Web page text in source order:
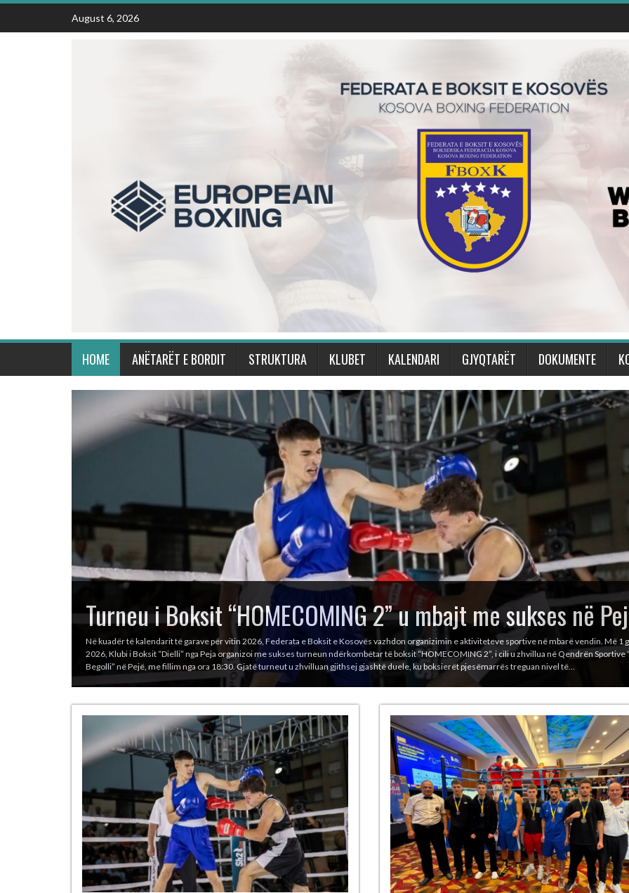
Skip
content
August 6, 2026
HOME ANËTARËT E BORDIT STRUKTURA KLUBET KALENDARI GJYQTARËT DOKUMENTE
Kosova shkëlqen në Turneun Ndërkombëtar të Boksit
“Mustafa Hajrulahović – Talijan” me gjashtë medalje
Kombëtarja e Kosovës në boks ka arritur një sukses të madh në turneun prestigjioz ndërkombëtar “Mustafa Hajrulahović – Talijan”, i cili u mbajt
korriku deri më 1 gusht 2026 në Sarajevë, Bosnje dhe Hercegovinë. Boksierët kosovarë e përfunduan turneun me gjithsej 6 medalje: 1 medalje
Taulant Jakupi (85 kg) 1 medalje të argjendtë – Riad Isufi (55 kg) 4 medalje të bronzta – Bashkim Bajoku…